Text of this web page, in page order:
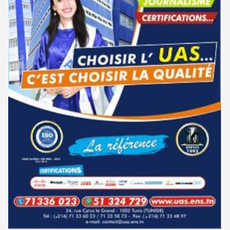
31-07 جامعة تونس المنار : التسجيل في الثالثة إجازة للحاصلين على شهادة مرحلة أولى
تحضيريّة
31-07
الترشح للماجستير بالمعهد العالى للدراسات التكنولوجية بجندوبة 2026-
2027
31-07 فتح باب الترشح للإلتحاق بمرحلة ماجستير البحث في الدراسات الإفريقية
31-07 الترشح للماجستير بالمعهد العالي للعلوم الإسلامية بالقيروان 2026-2027
31-07 الترشح للماجستير بكلية الصيدلة بالمنستير 2026-2027
31-07 مناظرات إنتداب أساتذة التربية البدنية : بلاغ خاص بالناجحين في القائمة
31-07 جامعة تونس المنار : مناظرة النقل الجامعية في نفس الاختصاص 2026-2027
كل الأخبار
11-09 الإعلان عن نتائج مناظرة الإلتحاق بالتكوين في مستوى مؤهل التقني السامي -
دورة سبتمبر 2024
02-09 نتائج مناظرة الإلتحاق بالتكوين في مستوى مؤهل التقني السامي - دورة
سبتمبر 2024
28-06 دليل التوجيه للأكاديميات والمدارس العسكرية 2024
27-06
مناظرة الدخول للأكاديميات العسكرية 2024-2025
21-06 مناظرة الإلتحاق بالتكوين في مستوى مؤهل التقني السامي - دورة سبتمبر
2024
24-01 نتائج مناظرة الإلتحاق بالتكوين في مستوى مؤهل التقني السامي - دورة فيفري
2024
21-11 مناظرة إنتداب ضباط إصلاح بوزارة العدل لسنة 2023
17-11 مناظرة الإلتحاق بالتكوين في مستوى مؤهل التقني السامي - دورة فيفري 2024
04-10
روزنامة العطل واختتام السنة التكوينية 2023-2024